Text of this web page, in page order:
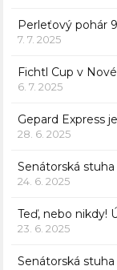
Perleťový pohár
7. 7. 2025
Fichtl Cup v
6. 7. 2025
Gepard Express
28. 6. 2025
Senátorská
24. 6. 2025
Teď, nebo nikdy!
23. 6. 2025
Senátorská